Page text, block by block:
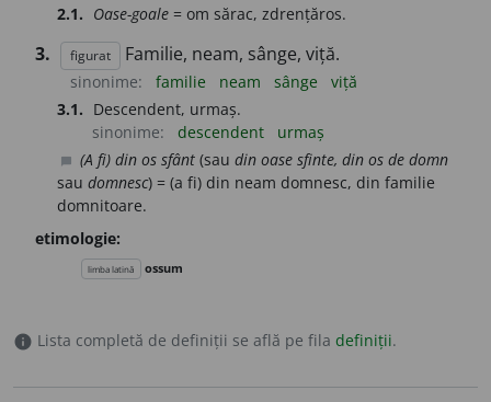
2.1. Oase-goale = om sărac, zdrențăros.
3. figurat Familie, neam, sânge, viță.
sinonime: familie neam sânge
viță
3.1. Descendent, urmaș.
sinonime:
descendent urmaș
(A fi) din os sfânt (saudin oase sfinte, din os de domn
sau domnesc) = (a fi) din neam domnesc, din familie
domnitoare.
etimologie:
limba latină ossum
info Lista completă de definiții se află pe fila definiții.